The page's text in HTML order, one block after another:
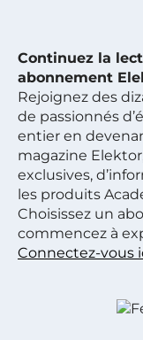
Continuez la
abonnement
Rejoignez des
de passionnés
entier en
magazine
exclusives,
les produits
Choisissez un
commencez à
Connectez-vous